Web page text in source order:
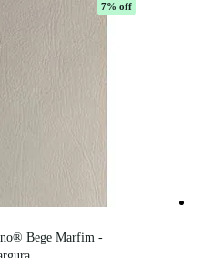
7% off
Bege Marfim -